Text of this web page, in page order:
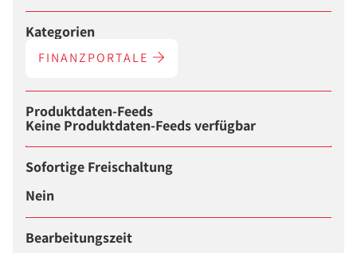
Kategorien
FINANZPORTALE
Produktdaten-Feeds
Keine Produktdaten-Feeds verfügbar
Sofortige Freischaltung
Nein
Bearbeitungszeit